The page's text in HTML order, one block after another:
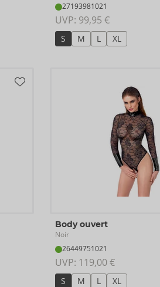
27193981021
UVP: 99,95 €
S M L XL
Body ouvert
Noir
26449751021
UVP: 119,00 €
S M L XL